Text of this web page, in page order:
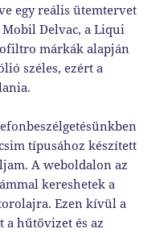
egy reális ütemtervet
Delvac, a Liqui
márkák alapján
széles, ezért a
típusához készített
A weboldalon az
kereshetek a
Ezen kívül a
a hűtővizet és az